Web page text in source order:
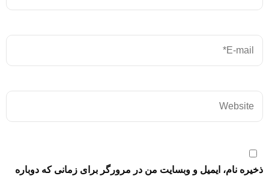
ذخیره نام، ایمیل و وبسایت من در مرورگر برای زمانی که دوباره